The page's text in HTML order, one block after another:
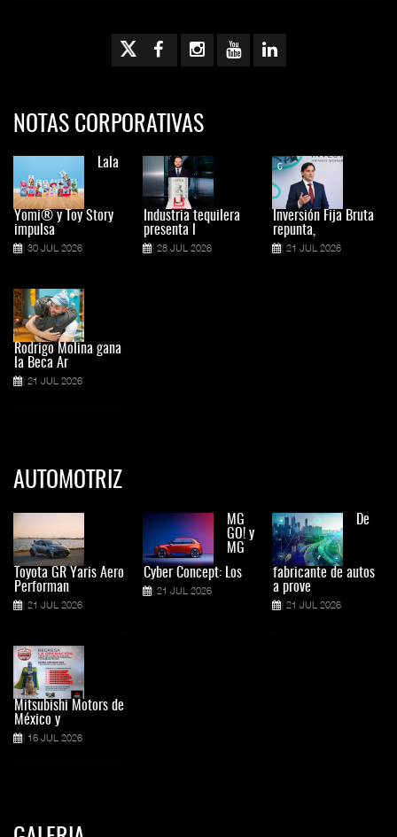
NOTAS CORPORATIVAS
Lala
Yomi® y Toy Story
impulsa
30 JUL 2026
Rodrigo Molina gana
la Beca Ar
21 JUL 2026
Industria tequilera
presenta l
28 JUL 2026
Inversión Fija Bruta
repunta,
21 JUL 2026
AUTOMOTRIZ
Toyota GR Yaris Aero
Performan
21 JUL 2026
Mitsubishi Motors de
México y
16 JUL 2026
MG
GO! y
MG
Cyber Concept: Los
21 JUL 2026
De
fabricante de autos
a prove
21 JUL 2026